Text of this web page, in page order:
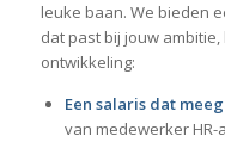
leuke baan. We bieden
dat past bij jouw
ontwikkeling:
Een salaris dat
van medewerker HR-